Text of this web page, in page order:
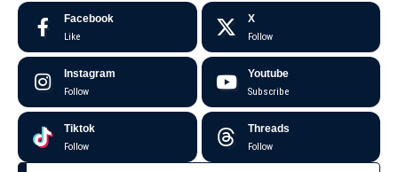
Facebook
Like
X
Follow
Instagram
Follow
Youtube
Subscribe
Tiktok
Follow
Threads
Follow